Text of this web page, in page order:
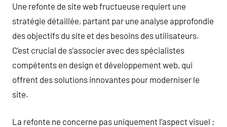
Une refonte de site web fructueuse requiert une
stratégie détaillée, partant par une analyse approfondie
des objectifs du site et des besoins des utilisateurs.
C’est crucial de s’associer avec des spécialistes
compétents en design et développement web, qui
offrent des solutions innovantes pour moderniser le
site.
La refonte ne concerne pas uniquement l’aspect visuel ;